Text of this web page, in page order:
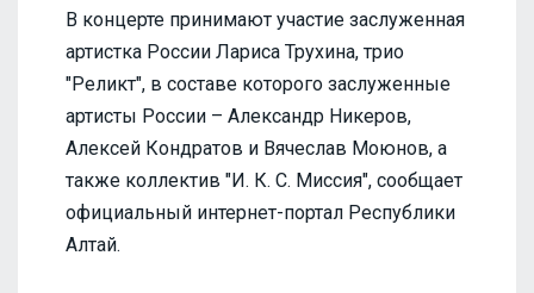
В концерте принимают участие заслуженная
артистка России Лариса Трухина, трио
"Реликт", в составе которого заслуженные
артисты России – Александр Никеров,
Алексей Кондратов и Вячеслав Моюнов, а
также коллектив "И. К. С. Миссия", сообщает
официальный интернет-портал Республики
Алтай.